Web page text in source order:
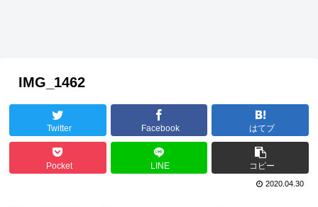
IMG_1462
Twitter Facebook はてブ
Pocket LINE コピー
2020.04.30